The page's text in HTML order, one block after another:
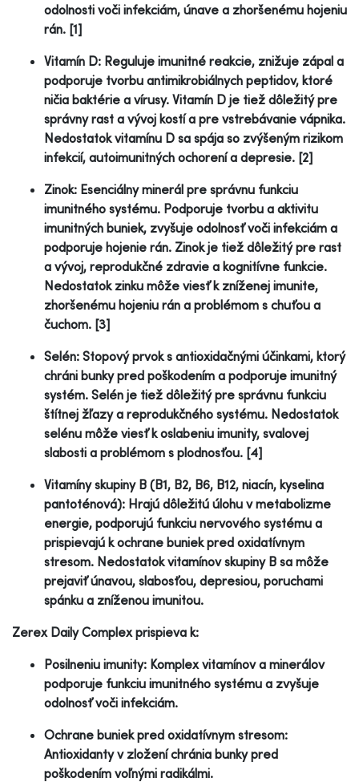
odolnosti voči infekciám, únave a zhoršenému hojeniu
rán. [1]
Vitamín D: Reguluje imunitné reakcie, znižuje zápal a
podporuje tvorbu antimikrobiálnych peptidov, ktoré
ničia baktérie a vírusy. Vitamín D je tiež dôležitý pre
správny rast a vývoj kostí a pre vstrebávanie vápnika.
Nedostatok vitamínu D sa spája so zvýšeným rizikom
infekcií, autoimunitných ochorení a depresie. [2]
Zinok: Esenciálny minerál pre správnu funkciu
imunitného systému. Podporuje tvorbu a aktivitu
imunitných buniek, zvyšuje odolnosť voči infekciám a
podporuje hojenie rán. Zinok je tiež dôležitý pre rast
a vývoj, reprodukčné zdravie a kognitívne funkcie.
Nedostatok zinku môže viesť k zníženej imunite,
zhoršenému hojeniu rán a problémom s chuťou a
čuchom. [3]
Selén: Stopový prvok s antioxidačnými účinkami, ktorý
chráni bunky pred poškodením a podporuje imunitný
systém. Selén je tiež dôležitý pre správnu funkciu
štítnej žľazy a reprodukčného systému. Nedostatok
selénu môže viesť k oslabeniu imunity, svalovej
slabosti a problémom s plodnosťou. [4]
Vitamíny skupiny B (B1, B2, B6, B12, niacín, kyselina
pantoténová): Hrajú dôležitú úlohu v metabolizme
energie, podporujú funkciu nervového systému a
prispievajú k ochrane buniek pred oxidatívnym
stresom. Nedostatok vitamínov skupiny B sa môže
prejaviť únavou, slabosťou, depresiou, poruchami
spánku a zníženou imunitou.
Zerex Daily Complex prispieva k:
Posilneniu imunity: Komplex vitamínov a minerálov
podporuje funkciu imunitného systému a zvyšuje
odolnosť voči infekciám.
Ochrane buniek pred oxidatívnym stresom:
Antioxidanty v zložení chránia bunky pred
poškodením voľnými radikálmi.